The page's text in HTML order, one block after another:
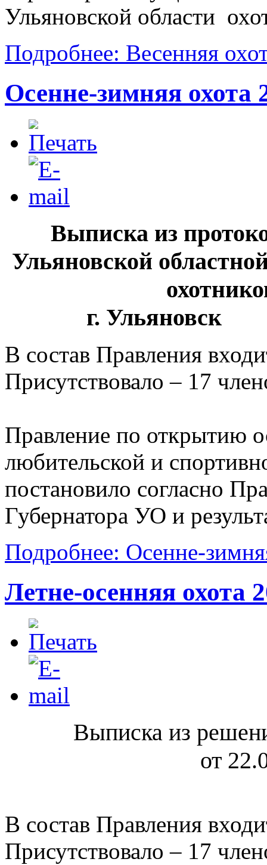
Ульяновской области
Подробнее: Весенняя
Осенне-зимняя охота
Выписка из
Ульяновской
г.
В состав Правления
Присутствовало – 17
Правление по открытию
любительской и
постановило согласно
Губернатора УО и
Подробнее: Осенне-
Летне-осенняя охота
Выписка из
от
В состав Правления
Присутствовало – 17